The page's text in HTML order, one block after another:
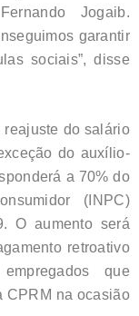
Jogaib.
garantir
sociais”, disse
reajuste do salário
do auxílio-
a 70% do
(INPC)
O aumento será
retroativo
que
CPRM na ocasião